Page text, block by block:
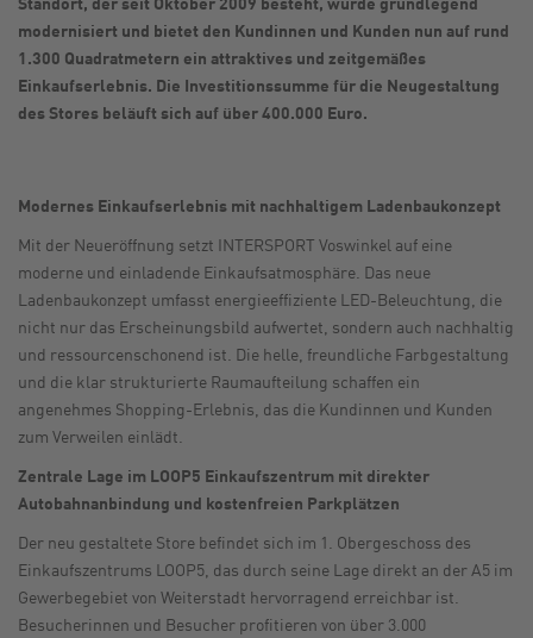
modernisiert und bietet den Kundinnen und Kunden nun auf rund
1.300 Quadratmetern ein attraktives und zeitgemäßes
Einkaufserlebnis. Die Investitionssumme für die Neugestaltung
des Stores beläuft sich auf über 400.000 Euro.
Modernes Einkaufserlebnis mit nachhaltigem Ladenbaukonzept
Mit der Neueröffnung setzt INTERSPORT Voswinkel auf eine
moderne und einladende Einkaufsatmosphäre. Das neue
Ladenbaukonzept umfasst energieeffiziente LED-Beleuchtung, die
nicht nur das Erscheinungsbild aufwertet, sondern auch nachhaltig
und ressourcenschonend ist. Die helle, freundliche Farbgestaltung
und die klar strukturierte Raumaufteilung schaffen ein
angenehmes Shopping-Erlebnis, das die Kundinnen und Kunden
zum Verweilen einlädt.
Zentrale Lage im LOOP5 Einkaufszentrum mit direkter
Autobahnanbindung und kostenfreien Parkplätzen
Der neu gestaltete Store befindet sich im 1. Obergeschoss des
Einkaufszentrums LOOP5, das durch seine Lage direkt an der A5 im
Gewerbegebiet von Weiterstadt hervorragend erreichbar ist.
Besucherinnen und Besucher profitieren von über 3.000